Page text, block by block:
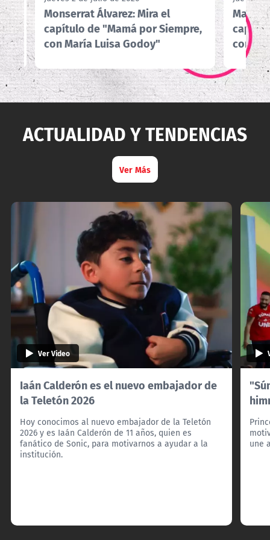
Monserrat Álvarez: Mira el
capítulo de "Mamá por Siempre,
con María Luisa Godoy"
María
con
ACTUALIDAD Y TENDENCIAS
Ver Más
Ver Video
Iaán Calderón es el nuevo embajador de
la Teletón 2026
Hoy conocimos al nuevo embajador de la Teletón
2026 y es Iaán Calderón de 11 años, quien es
fanático de Sonic, para motivarnos a ayudar a la
institución.
une